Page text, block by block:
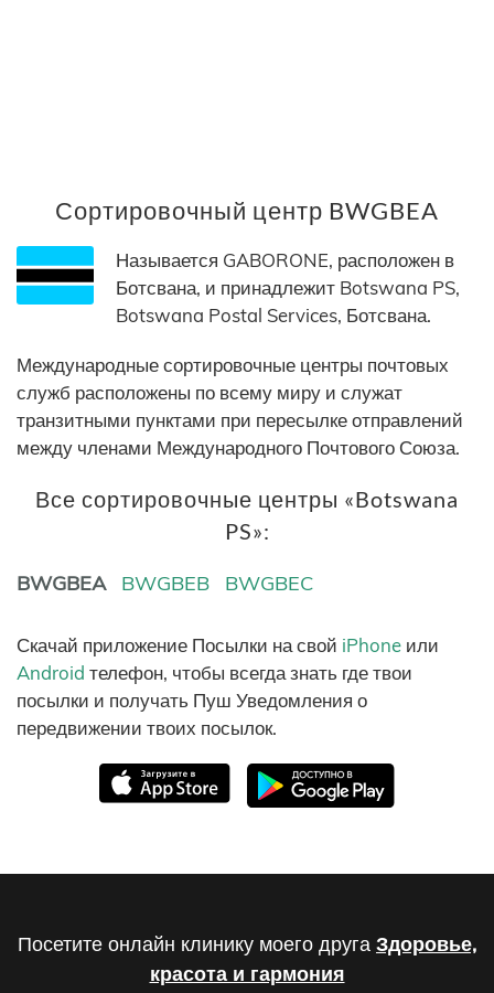
Сортировочный центр BWGBEA
Называется GABORONE, расположен в
Ботсвана, и принадлежит Botswana PS,
Botswana Postal Services, Ботсвана.
Международные сортировочные центры почтовых
служб расположены по всему миру и служат
транзитными пунктами при пересылке отправлений
между членами Международного Почтового Союза.
Все сортировочные центры «Botswana
PS»:
BWGBEA BWGBEB BWGBEC
Скачай приложение Посылки на свой iPhone или
Android телефон, чтобы всегда знать где твои
посылки и получать Пуш Уведомления о
передвижении твоих посылок.
Посетите онлайн клинику моего друга Здоровье,
красота и гармония